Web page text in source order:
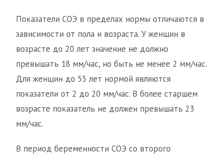
Показатели СОЭ в пределах нормы отличаются в
зависимости от пола и возраста. У женщин в
возрасте до 20 лет значение не должно
превышать 18 мм/час, но быть не менее 2 мм/час.
Для женщин до 55 лет нормой являются
показатели от 2 до 20 мм/час. В более старшем
возрасте показатель не должен превышать 23
мм/час.
В период беременности СОЭ со второго